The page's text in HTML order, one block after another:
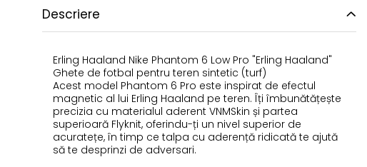
Descriere
Erling Haaland Nike Phantom 6 Low Pro "Erling Haaland"
Ghete de fotbal pentru teren sintetic (turf)
Acest model Phantom 6 Pro este inspirat de efectul
magnetic al lui Erling Haaland pe teren. Îți îmbunătățește
precizia cu materialul aderent VNMSkin și partea
superioară Flyknit, oferindu-ți un nivel superior de
acuratețe, în timp ce talpa cu aderență ridicată te ajută
să te desprinzi de adversari.